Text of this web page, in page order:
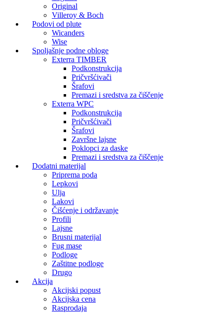
Original
Villeroy & Boch
Podovi od plute
Wicanders
Wise
Spoljašnje podne obloge
Exterra TIMBER
Podkonstrukcija
Pričvršćivači
Šrafovi
Premazi i sredstva za čiščenje
Exterra WPC
Podkonstrukcija
Pričvršćivači
Šrafovi
Završne lajsne
Poklopci za daske
Premazi i sredstva za čiščenje
Dodatni materijal
Priprema poda
Lepkovi
Ulja
Lakovi
Čišćenje i održavanje
Profili
Lajsne
Brusni materijal
Fug mase
Podloge
Zaštitne podloge
Drugo
Akcija
Akcijski popust
Akcijska cena
Rasprodaja